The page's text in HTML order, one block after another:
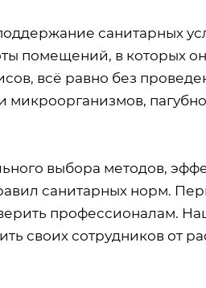
санитарных
помещений, в которых
всё равно без
микроорганизмов,
выбора методов,
санитарных норм.
профессионалам.
своих сотрудников от